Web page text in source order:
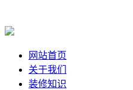
网站首页
关于我们
装修知识